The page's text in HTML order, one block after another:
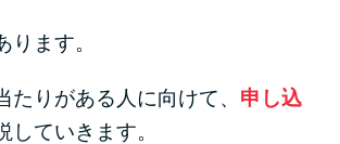
カードローンの見直しで40万円得し
最速！最短40分で借りられるカード
ます。
りがある人に向けて、 申し込
していきます。